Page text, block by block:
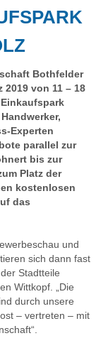
Bothfelder
2019 von 11 – 18
Experten
parallel zur
bis zur
Platz der
kostenlosen
das
und
sich dann fast
Stadtteile
Wittkopf. „Die
durch unsere
– vertreten – mit